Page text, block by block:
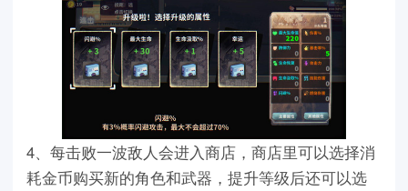
4、每击败一波敌人会进入商店，商店里可以选择消
耗金币购买新的角色和武器，提升等级后还可以选